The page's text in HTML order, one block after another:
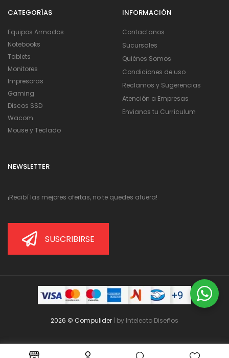
CATEGORÍAS
Equipos Armados
Notebooks
Tablets
Monitores
Impresoras
Gaming
Discos SSD
Wacom
Mouse y Teclado
INFORMACIÓN
Contactanos
Sucursales
Quiénes Somos
Condiciones de uso
Reclamos y Sugerencias
Atención a Empresas
Envianos tu Currículum
NEWSLETTER
¡Recibí las mejores ofertas, no te quedes afuera!
SUSCRIBIRSE
2026 © Compulider | by Intelecto Diseños